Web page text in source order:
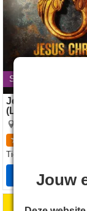
Sluit op 5
Jesus Christ
(London
Tickets
Tickets
Jouw